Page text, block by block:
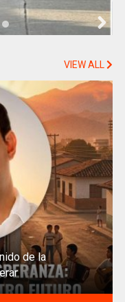
VIEW ALL
de la